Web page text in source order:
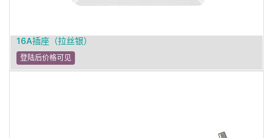
16A插座（拉丝银）
登陆后价格可见